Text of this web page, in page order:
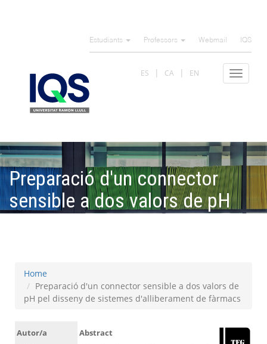
Estudiants Professors Webmail IQS
Toggle
ES CA EN
Preparació d'un connector
sensible a dos valors de pH
Home
Preparació d'un connector sensible a dos valors de
pH pel disseny de sistemes d'alliberament de fàrmacs
Autor/a
Abstract